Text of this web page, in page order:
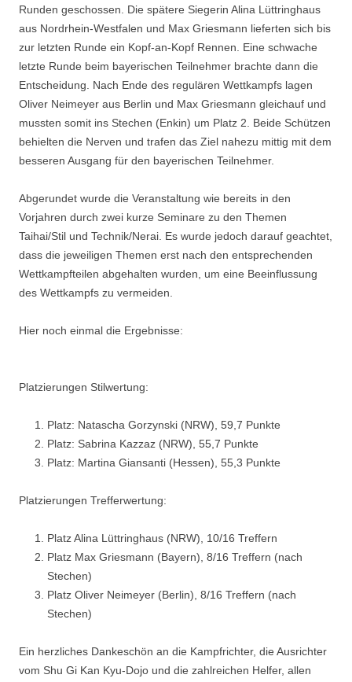
Runden geschossen. Die spätere Siegerin Alina Lüttringhaus
aus Nordrhein-Westfalen und Max Griesmann lieferten sich bis
zur letzten Runde ein Kopf-an-Kopf Rennen. Eine schwache
letzte Runde beim bayerischen Teilnehmer brachte dann die
Entscheidung. Nach Ende des regulären Wettkampfs lagen
Oliver Neimeyer aus Berlin und Max Griesmann gleichauf und
mussten somit ins Stechen (Enkin) um Platz 2. Beide Schützen
behielten die Nerven und trafen das Ziel nahezu mittig mit dem
besseren Ausgang für den bayerischen Teilnehmer.
Abgerundet wurde die Veranstaltung wie bereits in den
Vorjahren durch zwei kurze Seminare zu den Themen
Taihai/Stil und Technik/Nerai. Es wurde jedoch darauf geachtet,
dass die jeweiligen Themen erst nach den entsprechenden
Wettkampfteilen abgehalten wurden, um eine Beeinflussung
des Wettkampfs zu vermeiden.
Hier noch einmal die Ergebnisse:
Platzierungen Stilwertung:
Platz: Natascha Gorzynski (NRW), 59,7 Punkte
Platz: Sabrina Kazzaz (NRW), 55,7 Punkte
Platz: Martina Giansanti (Hessen), 55,3 Punkte
Platzierungen Trefferwertung:
Platz Alina Lüttringhaus (NRW), 10/16 Treffern
Platz Max Griesmann (Bayern), 8/16 Treffern (nach
Stechen)
Platz Oliver Neimeyer (Berlin), 8/16 Treffern (nach
Stechen)
Ein herzliches Dankeschön an die Kampfrichter, die Ausrichter
vom Shu Gi Kan Kyu-Dojo und die zahlreichen Helfer, allen